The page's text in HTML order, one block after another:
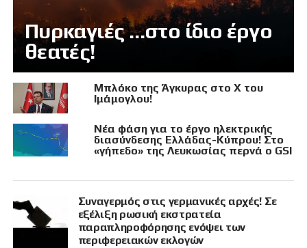
Πυρκαγιές …στο ίδιο έργο
θεατές!
Μπλόκο της Άγκυρας στο X του
Ιμάμογλου!
Νέα φάση για το έργο ηλεκτρικής
διασύνδεσης Ελλάδας-Κύπρου! Στο
«γήπεδο» της Λευκωσίας περνά ο GSI
Συναγερμός στις γερμανικές αρχές! Σε
εξέλιξη ρωσική εκστρατεία
παραπληροφόρησης ενόψει των
περιφερειακών εκλογών